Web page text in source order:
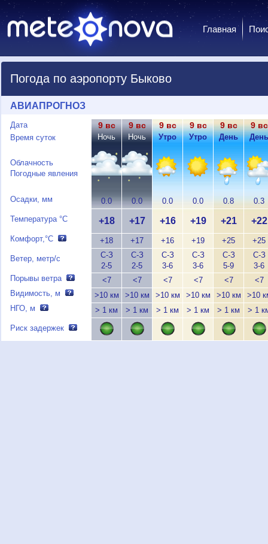
Главная
Погода по аэропорту Быково
АВИАПРОГНОЗ
Дата
Время суток
Облачность
Погодные явления
Осадки, мм
Температура °C
Комфорт,°C
Ветер, метр/с
Порывы ветра
Видимость, м
НГО, м
Риск задержек
9 вс
Ночь
0.0
+18
+18
С-З
2-5
<7
>10 км
> 1 км
9 вс
Ночь
0.0
+17
+17
С-З
2-5
<7
>10 км
> 1 км
9 вс
Утро
0.0
+16
+16
С-З
3-6
<7
>10 км
> 1 км
9 вс
Утро
0.0
+19
+19
С-З
3-6
<7
>10 км
> 1 км
9 вс
День
0.8
+21
+25
С-З
5-9
<7
>10 км
> 1 км
9 вс
День
0.3
+22
+25
С-З
3-6
<7
>10
> 1